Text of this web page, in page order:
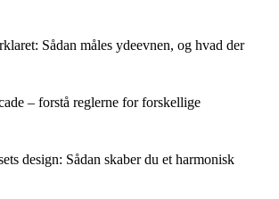
Sådan måles ydeevnen, og hvad der
– forstå reglerne for forskellige
design: Sådan skaber du et harmonisk